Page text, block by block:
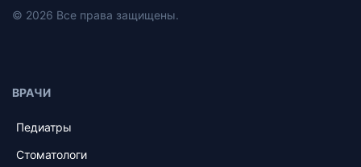
© 2026 Все права защищены.
ВРАЧИ
Педиатры
Стоматологи